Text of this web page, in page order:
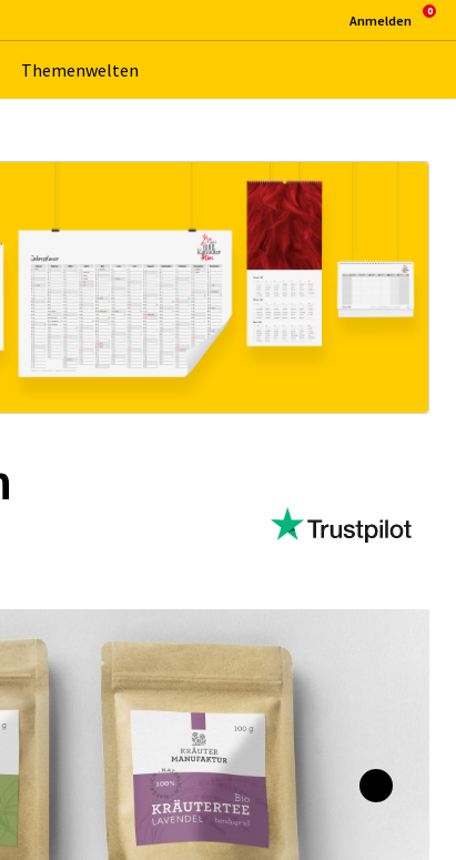
The­men­wel­ten
An­mel­den